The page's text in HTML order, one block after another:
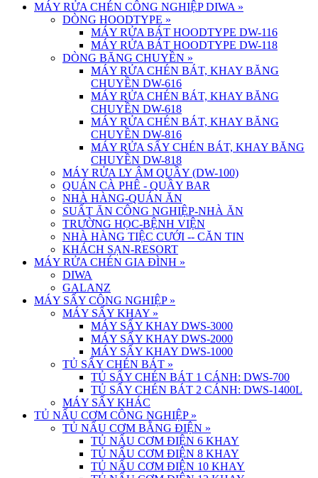
MÁY RỬA CHÉN CÔNG NGHIỆP DIWA »
DÒNG HOODTYPE »
MÁY RỬA BÁT HOODTYPE DW-116
MÁY RỬA BÁT HOODTYPE DW-118
DÒNG BĂNG CHUYỀN »
MÁY RỬA CHÉN BÁT, KHAY BĂNG
CHUYỀN DW-616
MÁY RỬA CHÉN BÁT, KHAY BĂNG
CHUYỀN DW-618
MÁY RỬA CHÉN BÁT, KHAY BĂNG
CHUYỀN DW-816
MÁY RỬA SẤY CHÉN BÁT, KHAY BĂNG
CHUYỀN DW-818
MÁY RỬA LY ÂM QUẦY (DW-100)
QUÁN CÀ PHÊ - QUẦY BAR
NHÀ HÀNG-QUÁN ĂN
SUẤT ĂN CÔNG NGHIỆP-NHÀ ĂN
TRƯỜNG HỌC-BỆNH VIỆN
NHÀ HÀNG TIỆC CƯỚI -- CĂN TIN
KHÁCH SẠN-RESORT
MÁY RỬA CHÉN GIA ĐÌNH »
DIWA
GALANZ
MÁY SẤY CÔNG NGHIỆP »
MÁY SẤY KHAY »
MÁY SẤY KHAY DWS-3000
MÁY SẤY KHAY DWS-2000
MÁY SẤY KHAY DWS-1000
TỦ SẤY CHÉN BÁT »
TỦ SẤY CHÉN BÁT 1 CÁNH: DWS-700
TỦ SẤY CHÉN BÁT 2 CÁNH: DWS-1400L
MÁY SẤY KHÁC
TỦ NẤU CƠM CÔNG NGHIỆP »
TỦ NẤU CƠM BẰNG ĐIỆN »
TỦ NẤU CƠM ĐIỆN 6 KHAY
TỦ NẤU CƠM ĐIỆN 8 KHAY
TỦ NẤU CƠM ĐIỆN 10 KHAY